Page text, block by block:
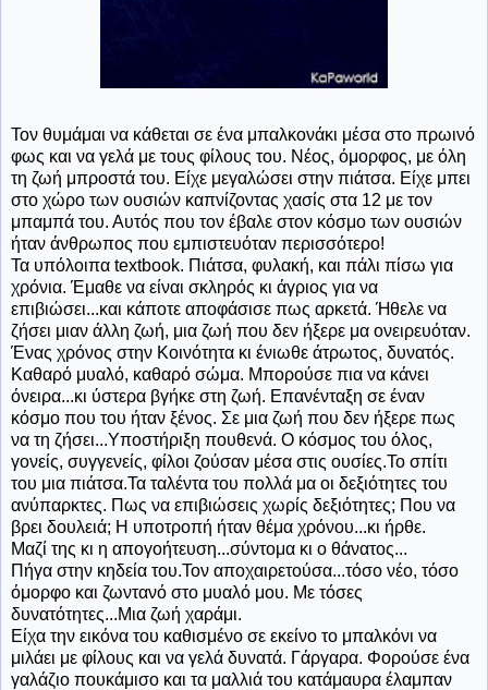
Τον θυμάμαι να κάθεται σε ένα μπαλκονάκι μέσα στο πρωινό
φως και να γελά με τους φίλους του. Νέος, όμορφος, με όλη
τη ζωή μπροστά του. Είχε μεγαλώσει στην πιάτσα. Είχε μπει
στο χώρο των ουσιών καπνίζοντας χασίς στα 12 με τον
μπαμπά του. Αυτός που τον έβαλε στον κόσμο των ουσιών
ήταν άνθρωπος που εμπιστευόταν περισσότερο!
Τα υπόλοιπα textbook. Πιάτσα, φυλακή, και πάλι πίσω για
χρόνια. Έμαθε να είναι σκληρός κι άγριος για να
επιβιώσει...και κάποτε αποφάσισε πως αρκετά. Ήθελε να
ζήσει μιαν άλλη ζωή, μια ζωή που δεν ήξερε μα ονειρευόταν.
Ένας χρόνος στην Κοινότητα κι ένιωθε άτρωτος, δυνατός.
Καθαρό μυαλό, καθαρό σώμα. Μπορούσε πια να κάνει
όνειρα...κι ύστερα βγήκε στη ζωή. Επανένταξη σε έναν
κόσμο που του ήταν ξένος. Σε μια ζωή που δεν ήξερε πως
να τη ζήσει...Υποστήριξη πουθενά. Ο κόσμος του όλος,
γονείς, συγγενείς, φίλοι ζούσαν μέσα στις ουσίες.Το σπίτι
του μια πιάτσα.Τα ταλέντα του πολλά μα οι δεξιότητες του
ανύπαρκτες. Πως να επιβιώσεις χωρίς δεξιότητες; Που να
βρει δουλειά; Η υποτροπή ήταν θέμα χρόνου...κι ήρθε.
Μαζί της κι η απογοήτευση...σύντομα κι ο θάνατος...
Πήγα στην κηδεία του.Τον αποχαιρετούσα...τόσο νέο, τόσο
όμορφο και ζωντανό στο μυαλό μου. Με τόσες
δυνατότητες...Μια ζωή χαράμι.
Είχα την εικόνα του καθισμένο σε εκείνο το μπαλκόνι να
μιλάει με φίλους και να γελά δυνατά. Γάργαρα. Φορούσε ένα
γαλάζιο πουκάμισο και τα μαλλιά του κατάμαυρα έλαμπαν